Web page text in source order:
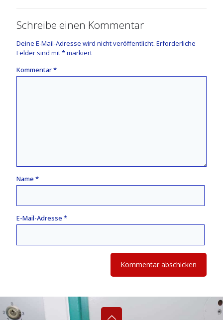
Schreibe einen Kommentar
Deine E-Mail-Adresse wird nicht veröffentlicht. Erforderliche
Felder sind mit*markiert
Kommentar*
Name *
E-Mail-Adresse *